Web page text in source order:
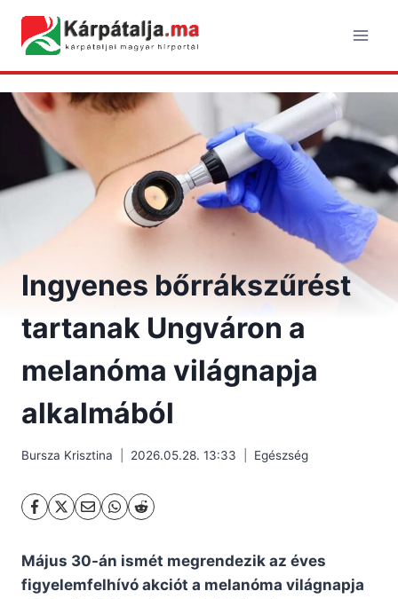
content
Ingyenes bőrrákszűrést
tartanak Ungváron a
melanóma világnapja
alkalmából
Bursza Krisztina 2026.05.28. 13:33 Egészség
Május 30-án ismét megrendezik az éves
figyelemfelhívó akciót a melanóma világnapja